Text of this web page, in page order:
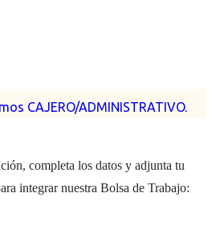
CAJERO/ADMINISTRATIVO.
completa los datos y adjunta tu
integrar nuestra Bolsa de Trabajo: